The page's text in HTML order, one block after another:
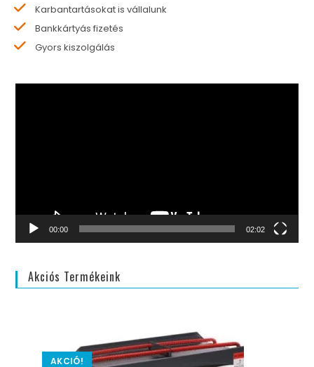
Karbantartásokat is vállalunk
Bankkártyás fizetés
Gyors kiszolgálás
00:00 02:02
Akciós Termékeink
AKCIÓ!